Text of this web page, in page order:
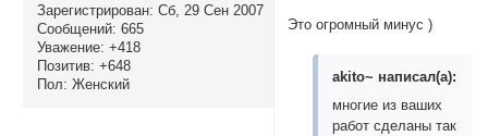
Зарегистрирован: Сб, 29 Сен 2007
Сообщений: 665
Уважение: +418
Позитив: +648
Пол: Женский
Это огромный минус )
akito~ написал(а):
многие из ваших
работ сделаны так